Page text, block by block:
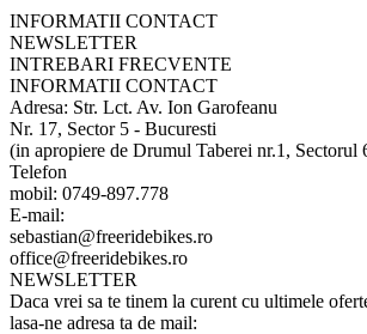
INFORMATII CONTACT
NEWSLETTER
INTREBARI FRECVENTE
INFORMATII CONTACT
Adresa: Str. Lct. Av. Ion Garofeanu
Nr. 17, Sector 5 - Bucuresti
(in apropiere de Drumul Taberei nr.1, Sectorul
Telefon
mobil: 0749-897.778
E-mail:
sebastian@freeridebikes.ro
office@freeridebikes.ro
NEWSLETTER
Daca vrei sa te tinem la curent cu ultimele
lasa-ne adresa ta de mail: